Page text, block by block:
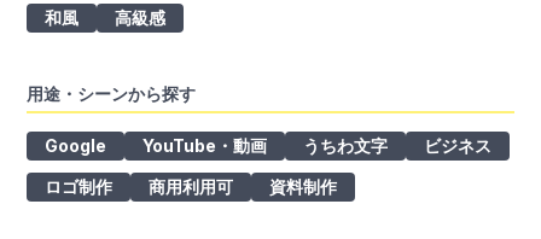
和風
高級感
用途・シーンから探す
Google YouTube・動画 うちわ文字
ビジネス
ロゴ制作
商用利用可 資料制作